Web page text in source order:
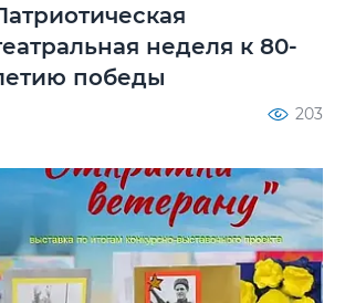
неделя к 80-
победы
203